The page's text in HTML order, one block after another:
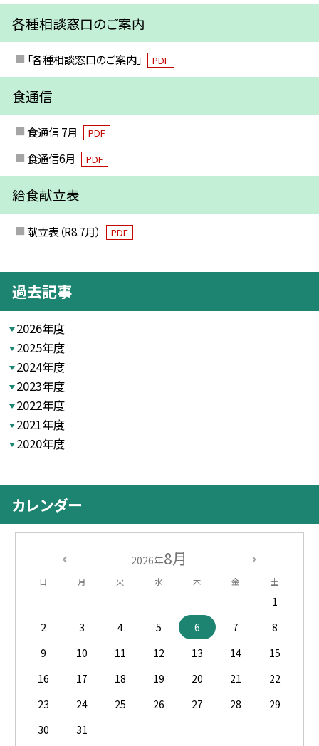
各種相談窓口のご案内
「各種相談窓口のご案内」 PDF
食通信
食通信 7月 PDF
食通信6月 PDF
給食献立表
献立表（R8.7月） PDF
過去記事
2026年度
2025年度
2024年度
2023年度
2022年度
2021年度
2020年度
カレンダー
2026年8月
日 月 火 水 木 金 土
1
2
3 4 5 6 7
8
9
10 11 12 13 14
15
16
17 18 19 20 21
22
23
24 25 26 27 28
29
30
31